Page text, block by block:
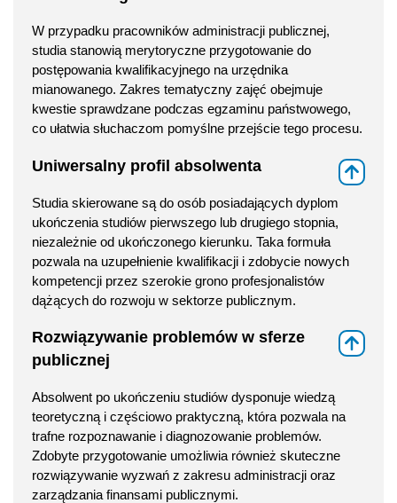
W przypadku pracowników administracji publicznej,
studia stanowią merytoryczne przygotowanie do
postępowania kwalifikacyjnego na urzędnika
mianowanego. Zakres tematyczny zajęć obejmuje
kwestie sprawdzane podczas egzaminu państwowego,
co ułatwia słuchaczom pomyślne przejście tego procesu.
Uniwersalny profil absolwenta
Studia skierowane są do osób posiadających dyplom
ukończenia studiów pierwszego lub drugiego stopnia,
niezależnie od ukończonego kierunku. Taka formuła
pozwala na uzupełnienie kwalifikacji i zdobycie nowych
kompetencji przez szerokie grono profesjonalistów
dążących do rozwoju w sektorze publicznym.
Rozwiązywanie problemów w sferze
publicznej
Absolwent po ukończeniu studiów dysponuje wiedzą
teoretyczną i częściowo praktyczną, która pozwala na
trafne rozpoznawanie i diagnozowanie problemów.
Zdobyte przygotowanie umożliwia również skuteczne
rozwiązywanie wyzwań z zakresu administracji oraz
zarządzania finansami publicznymi.